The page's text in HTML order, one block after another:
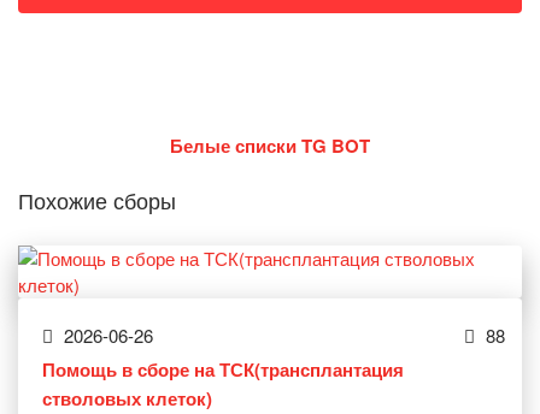
Белые списки TG BOT
Похожие сборы
2026-06-26 88
Помощь в сборе на ТСК(трансплантация
стволовых клеток)